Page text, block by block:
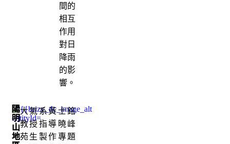
間的
相互
作用
對日
降雨
的影
響。
陽
明
山
地
大氣系黃士銘
教授指導曉峰
苑生製作專題